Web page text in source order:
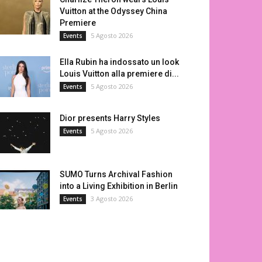
Vuitton at the Odyssey China
Premiere
Events 5 Agosto 2026
Ella Rubin ha indossato un look
Louis Vuitton alla premiere di...
Events 5 Agosto 2026
Dior presents Harry Styles
Events 5 Agosto 2026
SUMO Turns Archival Fashion
into a Living Exhibition in Berlin
Events 3 Agosto 2026